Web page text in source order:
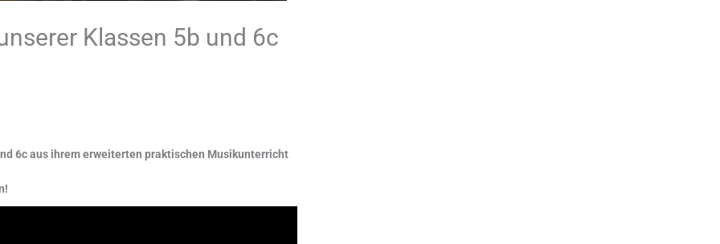
Klassen 5b und 6c
6c aus ihrem erweiterten praktischen Musikunterricht